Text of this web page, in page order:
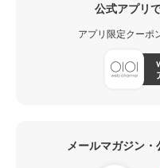
公式アプリ
アプリ限定クーポ
メールマガジン・